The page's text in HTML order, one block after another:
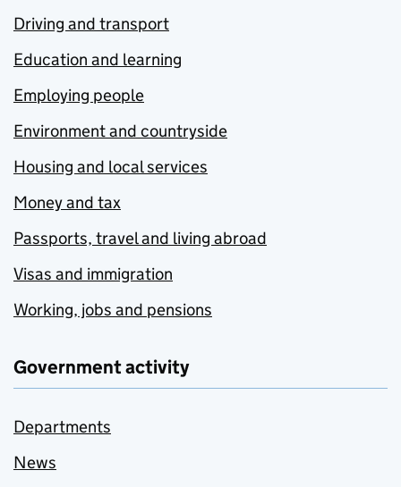
Driving and transport
Education and learning
Employing people
Environment and countryside
Housing and local services
Money and tax
Passports, travel and living abroad
Visas and immigration
Working, jobs and pensions
Government activity
Departments
News